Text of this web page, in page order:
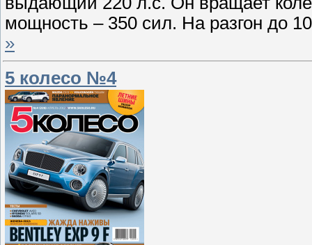
мощность – 350 сил. На разгон до
»
5 колесо №4